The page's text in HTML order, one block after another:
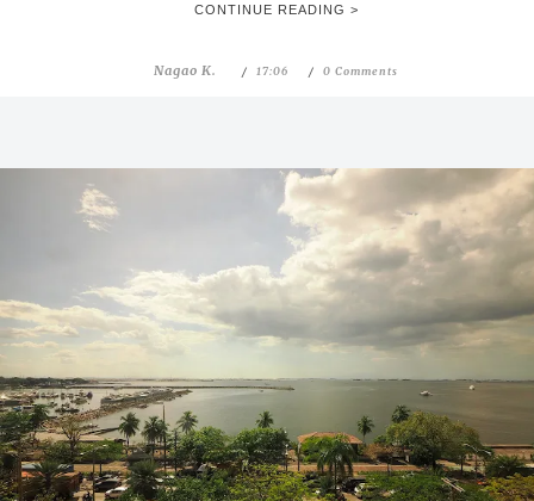
CONTINUE READING >
Nagao K. 17:06 0 Comments